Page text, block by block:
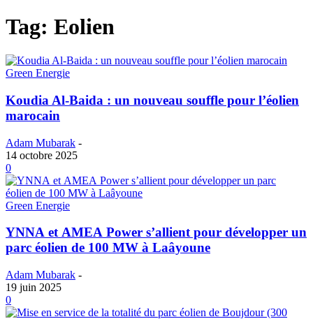
Tag: Eolien
Green Energie
Koudia Al-Baida : un nouveau souffle pour l’éolien
marocain
Adam Mubarak -
14 octobre 2025
0
Green Energie
YNNA et AMEA Power s’allient pour développer un
parc éolien de 100 MW à Laâyoune
Adam Mubarak -
19 juin 2025
0